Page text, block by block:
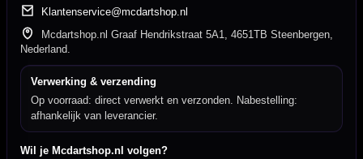
Klantenservice@mcdartshop.nl
Mcdartshop.nl Graaf Hendrikstraat 5A1, 4651TB Steenbergen,
Nederland.
Verwerking & verzending
Op voorraad: direct verwerkt en verzonden. Nabestelling:
afhankelijk van leverancier.
Wil je Mcdartshop.nl volgen?